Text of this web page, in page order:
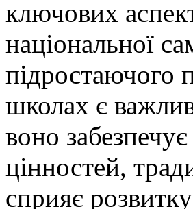
ключових
національної
підростаючого
школах є
воно
цінностей,
сприяє